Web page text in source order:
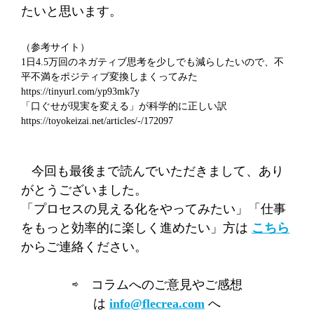
たいと思います。
（参考サイト）
1 日 4.5万回のネガティブ思考を少しでも減らしたいので、不
平不満をポジティブ変換しまくってみた
https://tinyurl.com/yp93mk7y
「口ぐせが現実を変える」が科学的に正しい訳
https://toyokeizai.net/articles/-/172097
今回も最後まで読んでいただきまして、あり
がとうございました。
「プロセスの見える化をやってみたい」「仕事
をもっと効率的に楽しく進めたい」方は こちら
からご連絡ください。
⇨ コラムへのご意見やご感想
は info@flecrea.com へ